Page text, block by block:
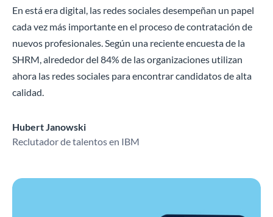
En está era digital, las redes sociales desempeñan un papel
cada vez más importante en el proceso de contratación de
nuevos profesionales. Según una reciente encuesta de la
SHRM, alrededor del 84% de las organizaciones utilizan
ahora las redes sociales para encontrar candidatos de alta
calidad.
Hubert Janowski
Reclutador de talentos en IBM